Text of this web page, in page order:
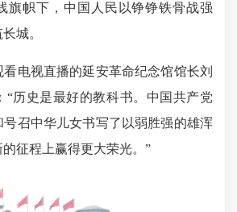
旗帜下，中国人民以铮铮铁骨战强
城。
视直播的延安革命纪念馆馆长刘
“历史是最好的教科书。中国共产党
召中华儿女书写了以弱胜强的雄浑
征程上赢得更大荣光。”